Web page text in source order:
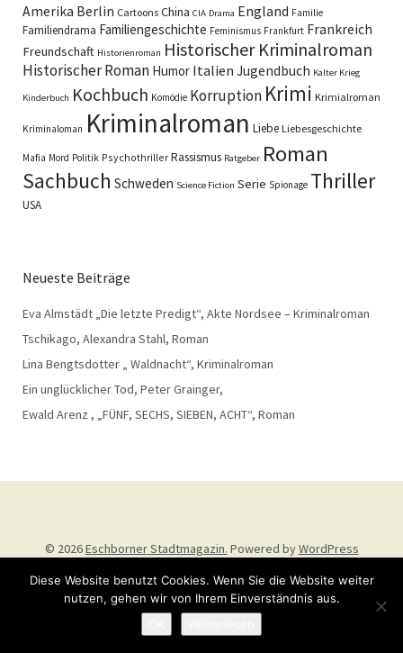
Amerika Berlin Cartoons China CIA Drama England Familie
Familiendrama Familiengeschichte Feminismus Frankfurt Frankreich
Freundschaft Historienroman Historischer Kriminalroman
Historischer Roman Humor Italien Jugendbuch Kalter Krieg
Kinderbuch Kochbuch Komödie Korruption Krimi Krimialroman
Kriminaloman Kriminalroman Liebe Liebesgeschichte
Mafia Mord Politik Psychothriller Rassismus Ratgeber Roman
Sachbuch Schweden Science Fiction Serie Spionage Thriller
USA
Neueste Beiträge
Eva Almstädt „Die letzte Predigt“, Akte Nordsee – Kriminalroman
Tschikago, Alexandra Stahl, Roman
Lina Bengtsdotter „ Waldnacht“, Kriminalroman
Ein unglücklicher Tod, Peter Grainger,
Ewald Arenz , „FÜNF, SECHS, SIEBEN, ACHT“, Roman
© 2026Eschborner Stadtmagazin. Powered byWordPress
Diese Website benutzt Cookies. Wenn Sie die Website weiter
nutzen, gehen wir von Ihrem Einverständnis aus.